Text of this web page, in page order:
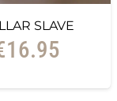
SLAVE
16.95